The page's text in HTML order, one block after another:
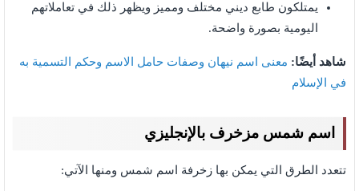
يمتلكون طابع ديني مختلف ومميز ويظهر ذلك في تعاملاتهم
اليومية بصورة واضحة.
شاهد أيضًا: معنى اسم نيهان وصفات حامل الاسم وحكم التسمية به
في الإسلام
اسم شمس مزخرف بالإنجليزي
تتعدد الطرق التي يمكن بها زخرفة اسم شمس ومنها الآتي: